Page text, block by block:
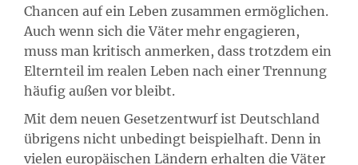
Chancen auf ein Leben zusammen ermöglichen.
Auch wenn sich die Väter mehr engagieren,
muss man kritisch anmerken, dass trotzdem ein
Elternteil im realen Leben nach einer Trennung
häufig außen vor bleibt.
Mit dem neuen Gesetzentwurf ist Deutschland
übrigens nicht unbedingt beispielhaft. Denn in
vielen europäischen Ländern erhalten die Väter